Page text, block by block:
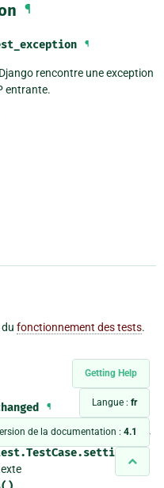
Getting Help
Langue : fr
de la documentation : 4.1
¶
¶
rencontre une exception
entrante.
fonctionnement des tests.
¶
réglage a été modifiée par